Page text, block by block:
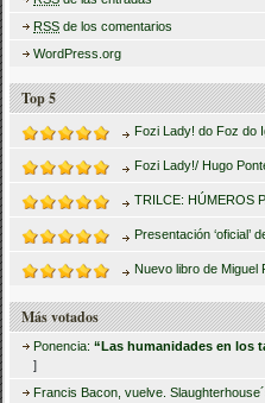
RSS de los comentarios
WordPress.org
Top 5
Fozi Lady! do Foz do
Fozi Lady!/ Hugo
TRILCE: HÚMEROS
Presentación ‘oficial’
Nuevo libro de Miguel
Más votados
Ponencia:“Las humanidades en los
]
Francis Bacon, vuelve.